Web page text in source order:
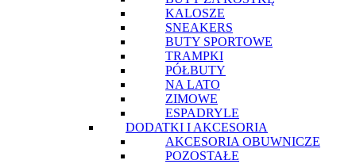
KALOSZE
SNEAKERS
BUTY SPORTOWE
TRAMPKI
PÓŁBUTY
NA LATO
ZIMOWE
ESPADRYLE
DODATKI I AKCESORIA
AKCESORIA OBUWNICZE
POZOSTAŁE